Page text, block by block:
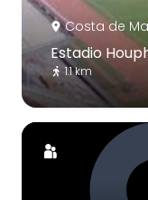
Costa de
Estadio
1.1 km